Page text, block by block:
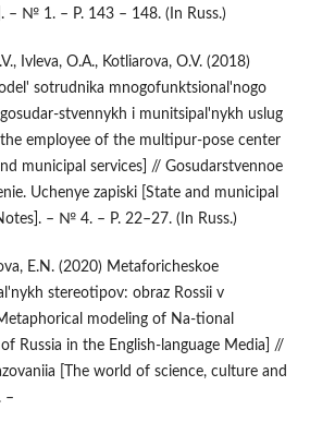
– № 1. – P. 143 – 148. (In Russ.)
Ivleva, O.A., Kotliarova, O.V. (2018)
sotrudnika mnogofunktsional'nogo
stvennykh i munitsipal'nykh uslug
employee of the multipur-pose center
municipal services] // Gosudarstvennoe
Uchenye zapiski [State and municipal
– № 4. – P. 22–27. (In Russ.)
E.N. (2020) Metaforicheskoe
stereotipov: obraz Rossii v
modeling of Na-tional
Russia in the English-language Media] //
[The world of science, culture and
–